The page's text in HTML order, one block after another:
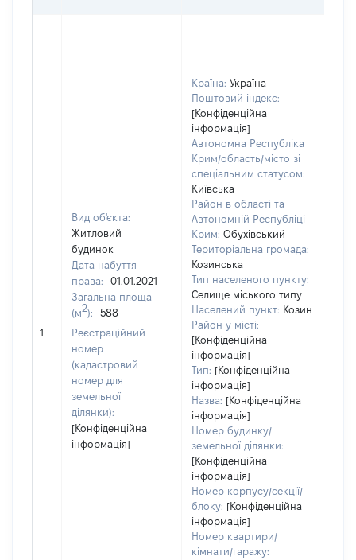
1
Вид об'єкта:
Житловий
будинок
Дата набуття
права:
01.01.2021
Загальна площа
(м2):
588
Реєстраційний
номер
(кадастровий
номер для
земельної
ділянки):
[Конфіденційна
інформація]
Країна: Україна
Поштовий індекс:
[Конфіденційна
інформація]
Автономна Республіка
Крим/область/місто зі
спеціальним статусом:
Київська
Район в області та
Автономній Республіці
Крим: Обухівський
Територіальна громада:
Козинська
Тип населеного пункту:
Селище міського типу
Населений пункт: Козин
Район у місті:
[Конфіденційна
інформація]
Тип: [Конфіденційна
інформація]
Назва: [Конфіденційна
інформація]
Номер будинку/
земельної ділянки:
[Конфіденційна
інформація]
Номер корпусу/секції/
блоку: [Конфіденційна
інформація]
Номер квартири/
кімнати/гаражу: